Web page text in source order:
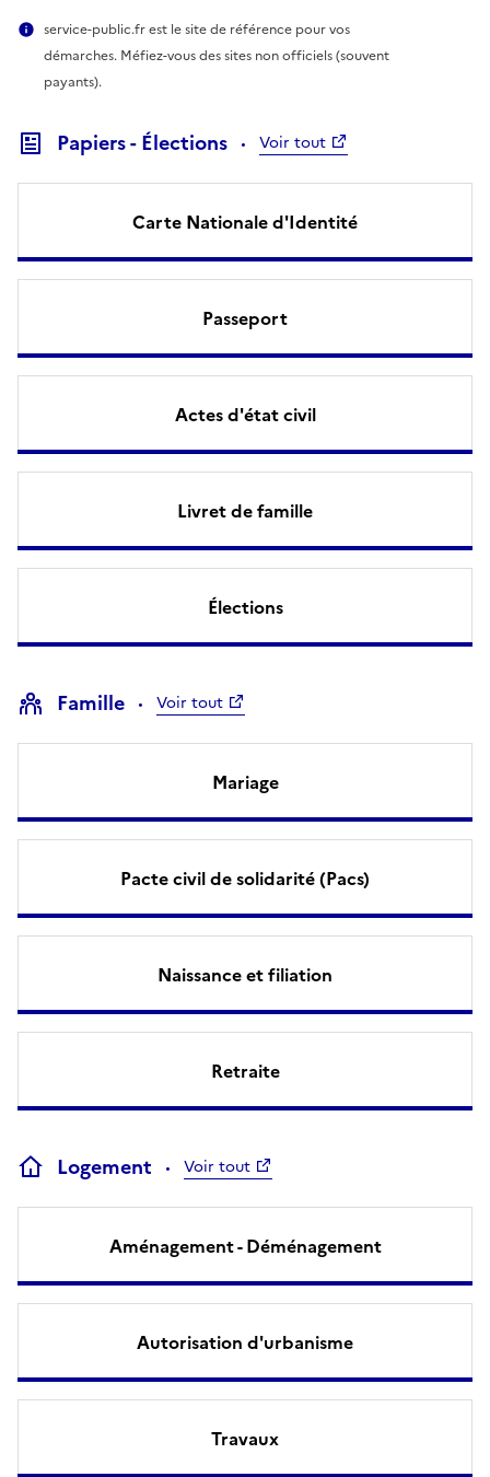
service-public.fr est le site de référence pour vos
démarches. Méfiez-vous des sites non officiels (souvent
payants).
Papiers - Élections Voir tout
Carte Nationale d'Identité
Passeport
Actes d'état civil
Livret de famille
Élections
Famille Voir tout
Mariage
Pacte civil de solidarité (Pacs)
Naissance et filiation
Retraite
Logement Voir tout
Aménagement - Déménagement
Autorisation d'urbanisme
Travaux